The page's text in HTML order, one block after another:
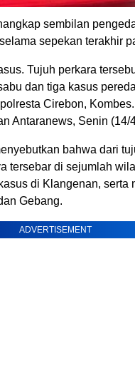
sembilan
sepekan terakhir
Tujuh perkara
dan tiga kasus
Cirebon,
Antaranews, Senin (14/
bahwa dari
tersebar di sejumlah
di Klangenan, serta
Gebang.
ADVERTISEMENT